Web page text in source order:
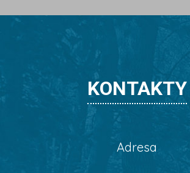
KONTAKTY
Adresa